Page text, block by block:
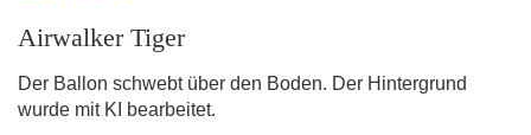
Airwalker Tiger
Der Ballon schwebt über den Boden. Der Hintergrund
wurde mit KI bearbeitet.